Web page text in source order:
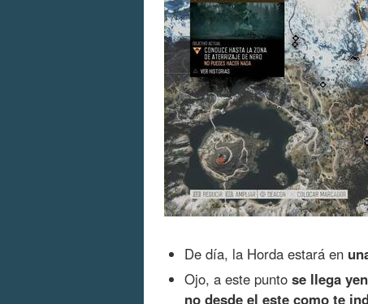
De día, la Horda estará en
Ojo, a este punto se llega
no desde el este como te